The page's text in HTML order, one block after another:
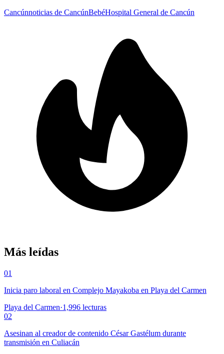
Cancúnnoticias de CancúnBebéHospital General de Cancún
Más leídas
01
Inicia paro laboral en Complejo Mayakoba en Playa del Carmen
Playa del Carmen·1,996 lecturas
02
Asesinan al creador de contenido César Gastélum durante
transmisión en Culiacán